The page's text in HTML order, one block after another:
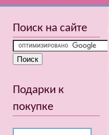
Поиск на сайте
Подарки к
покупке